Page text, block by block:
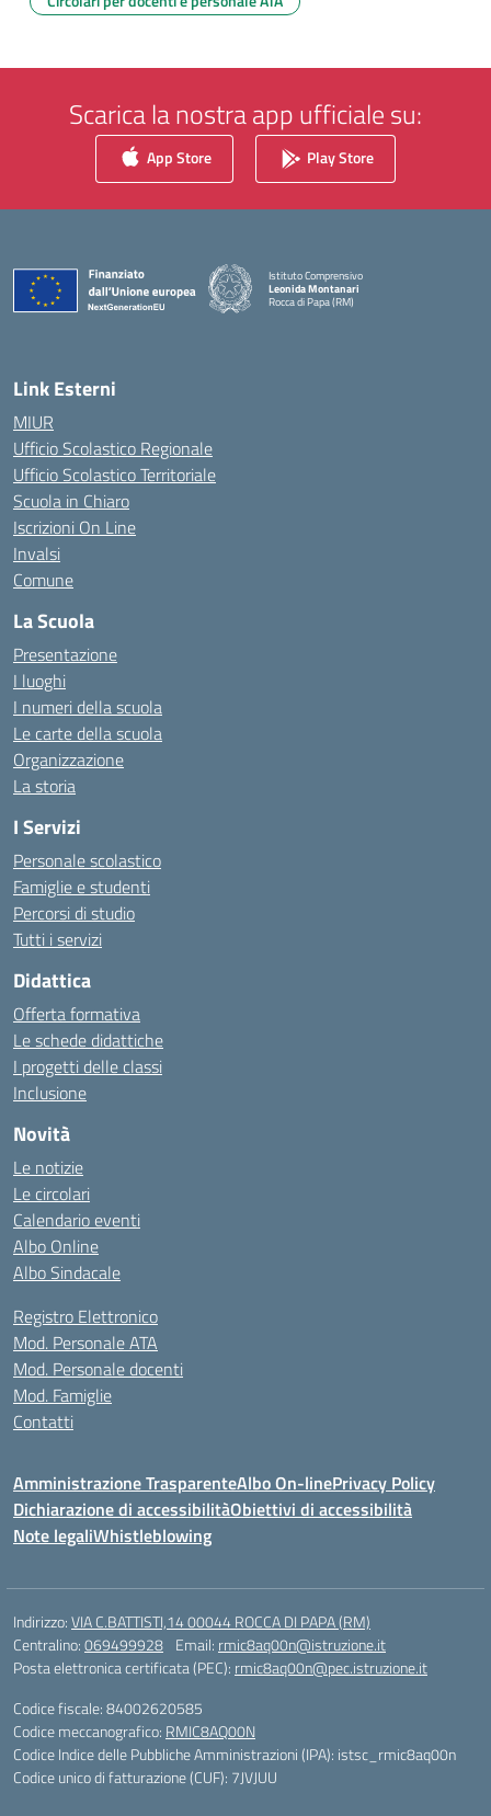
Scarica la nostra app ufficiale su:
App Store Play Store
Istituto Comprensivo
Leonida Montanari
Rocca di Papa (RM)
— Visita la pagina iniziale della scuola
Link Esterni
MIUR
Ufficio Scolastico Regionale
Ufficio Scolastico Territoriale
Scuola in Chiaro
Iscrizioni On Line
Invalsi
Comune
La Scuola
Presentazione
I luoghi
I numeri della scuola
Le carte della scuola
Organizzazione
La storia
I Servizi
Personale scolastico
Famiglie e studenti
Percorsi di studio
Tutti i servizi
Didattica
Offerta formativa
Le schede didattiche
I progetti delle classi
Inclusione
Novità
Le notizie
Le circolari
Calendario eventi
Albo Online
Albo Sindacale
Registro Elettronico
Mod. Personale ATA
Mod. Personale docenti
Mod. Famiglie
Contatti
Amministrazione TrasparenteAlbo On-linePrivacy Policy
Dichiarazione di accessibilitàObiettivi di accessibilità
Note legaliWhistleblowing
Indirizzo:VIA C.BATTISTI,14 00044 ROCCA DI PAPA (RM)
Centralino:069499928 Email: rmic8aq00n@istruzione.it
Posta elettronica certificata (PEC): rmic8aq00n@pec.istruzione.it
Codice fiscale: 84002620585
Codice meccanografico: RMIC8AQ00N
Codice Indice delle Pubbliche Amministrazioni (IPA): istsc_rmic8aq00n
Codice unico di fatturazione (CUF): 7JVJUU